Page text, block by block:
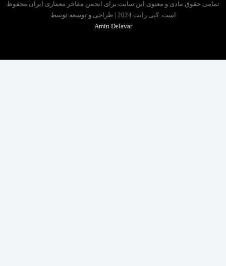
حقوق مادی و معنوی این سایت برای انجمن مفاخر معماری ایران محفوظ
است. کپی رایت 2024 | طراحی و توسعه توسط
Amin Delavar